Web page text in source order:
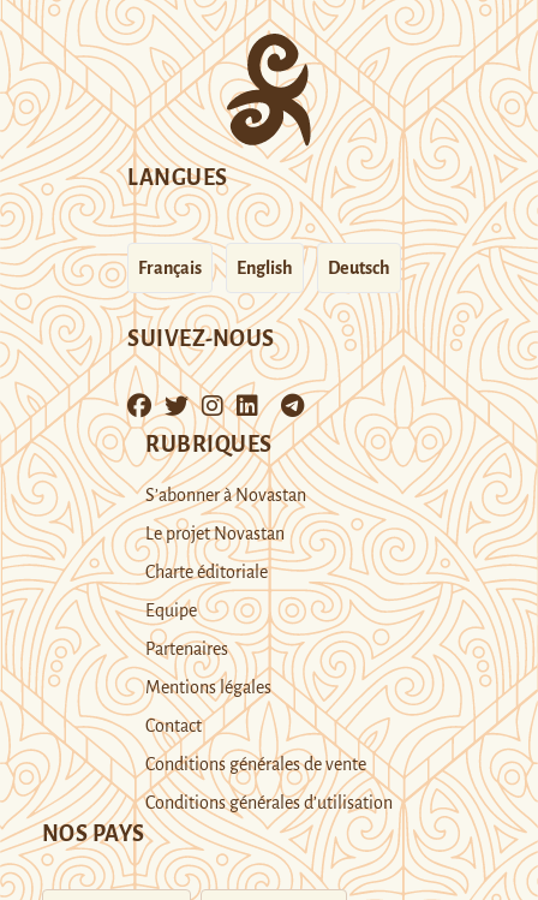
LANGUES
Français English Deutsch
SUIVEZ-NOUS
RUBRIQUES
S’abonner à Novastan
Le projet Novastan
Charte éditoriale
Equipe
Partenaires
Mentions légales
Contact
Conditions générales de vente
Conditions générales d’utilisation
NOS PAYS